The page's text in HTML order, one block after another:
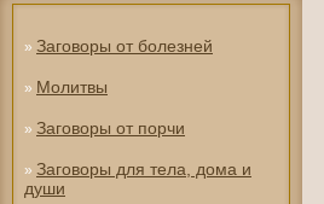
» Заговоры от болезней
» Молитвы
» Заговоры от порчи
» Заговоры для тела, дома и
души